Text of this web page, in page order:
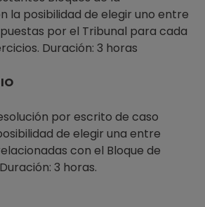
la posibilidad de elegir uno entre
por el Tribunal para cada
Duración: 3 horas
por escrito de caso
de elegir una entre
con el Bloque de
3 horas.